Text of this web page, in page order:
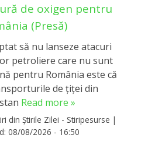
de oxigen pentru
(Presă)
să nu lanseze atacuri
petroliere care nu sunt
pentru România este că
de țiței din
Read more »
din Știrile Zilei - Stiripesurse |
08/08/2026 - 16:50